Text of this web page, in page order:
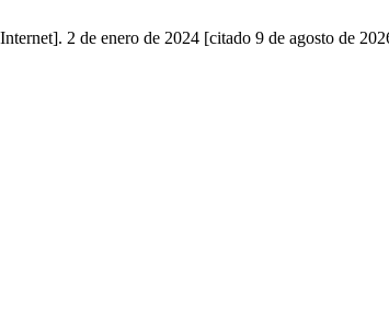
2 de enero de 2024 [citado 9 de agosto de